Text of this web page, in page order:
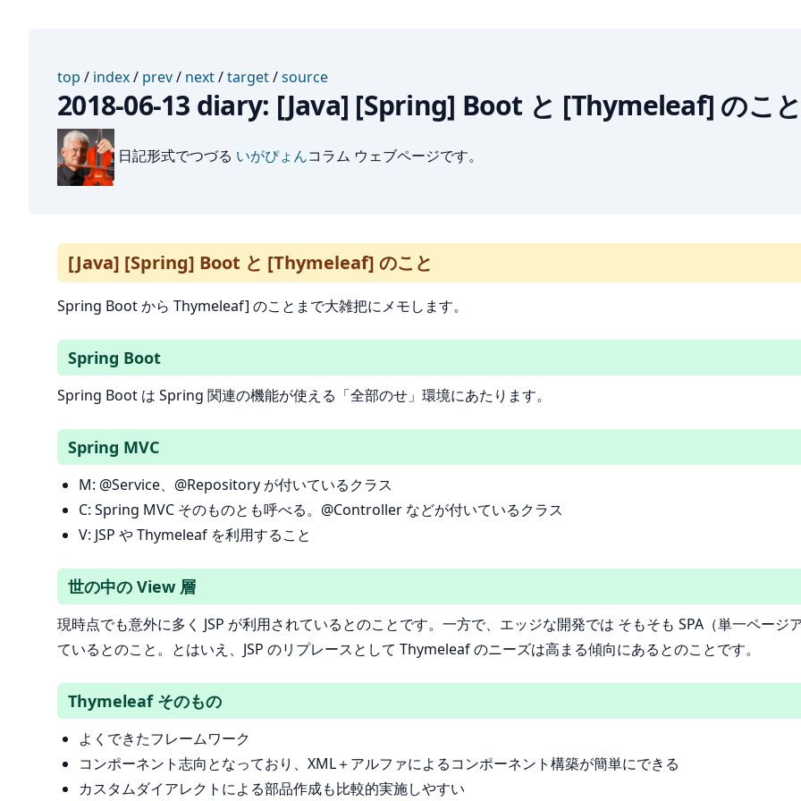
top / index/ prev/ next/target/source
2018-06-13 diary: [Java] [Spring] Boot と [Thymeleaf] のこと
日記形式でつづる いがぴょんコラム ウェブページです。
[Java] [Spring] Boot と [Thymeleaf] のこと
Spring Boot から Thymeleaf] のことまで大雑把にメモします。
Spring Boot
Spring Boot は Spring 関連の機能が使える「全部のせ」環境にあたります。
Spring MVC
M: @Service、@Repository が付いているクラス
C: Spring MVC そのものとも呼べる。@Controller などが付いているクラス
V: JSP や Thymeleaf を利用すること
世の中の View 層
現時点でも意外に多く JSP が利用されているとのことです。一方で、エッジな開発では そもそも SPA（単一ペー
ているとのこと。とはいえ、JSP のリプレースとして Thymeleaf のニーズは高まる傾向にあるとのことです。
Thymeleaf そのもの
よくできたフレームワーク
コンポーネント志向となっており、XML＋アルファによるコンポーネント構築が簡単にできる
カスタムダイアレクトによる部品作成も比較的実施しやすい